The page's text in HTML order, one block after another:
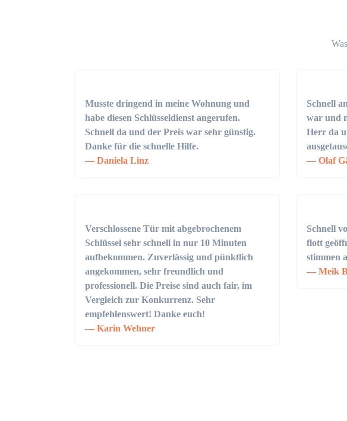
Musste dringend in meine Wohnung und
habe diesen Schlüsseldienst angerufen.
Schnell da und der Preis war sehr günstig.
Danke für die schnelle Hilfe.
Daniela Linz
Schnell
war und
Herr da
Olaf
Verschlossene Tür mit abgebrochenem
Schlüssel sehr schnell in nur 10 Minuten
aufbekommen. Zuverlässig und pünktlich
angekommen, sehr freundlich und
professionell. Die Preise sind auch fair, im
Vergleich zur Konkurrenz. Sehr
empfehlenswert! Danke euch!
Karin Wehner
Schnell
flott
stimmen
Meik